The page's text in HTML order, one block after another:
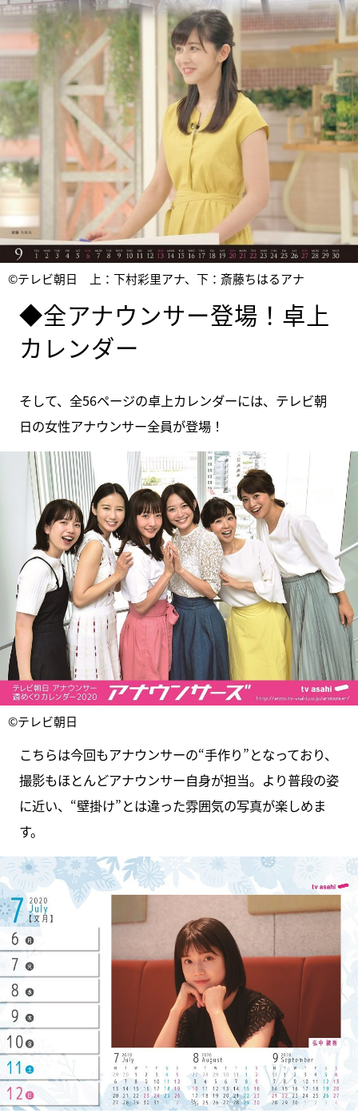
©テレビ朝日 上：下村彩里アナ、下：斎藤ちはるアナ
◆全アナウンサー登場！卓上
カレンダー
そして、全56ページの卓上カレンダーには、テレビ朝
日の女性アナウンサー全員が登場！
©テレビ朝日
こちらは今回もアナウンサーの“手作り”となっており、
撮影もほとんどアナウンサー自身が担当。より普段の姿
に近い、“壁掛け”とは違った雰囲気の写真が楽しめま
す。